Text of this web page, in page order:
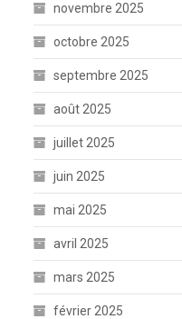
novembre 2025
octobre 2025
septembre 2025
août 2025
juillet 2025
juin 2025
mai 2025
avril 2025
mars 2025
février 2025